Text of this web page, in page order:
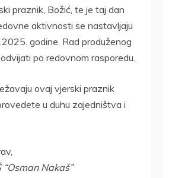
praznik, Božić, te je taj dan
aktivnosti se nastavljaju
godine. Rad produženog
po redovnom rasporedu.
ovaj vjerski praznik
u duhu zajedništva i
“Osman Nakaš”